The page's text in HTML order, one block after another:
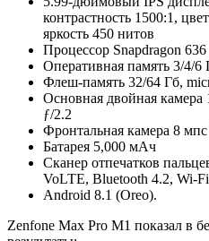
контрастность 1500:1,
яркость 450 нитов
Процессор Snapdragon 636
Оперативная память 3/4/6
Флеш-память 32/64 Гб,
Основная двойная
ƒ/2.2
Фронтальная камера 8
Батарея 5,000 мАч
Сканер отпечатков
VoLTE, Bluetooth 4.2, Wi-
Android 8.1 (Oreo).
Zenfone Max Pro M1 показал в